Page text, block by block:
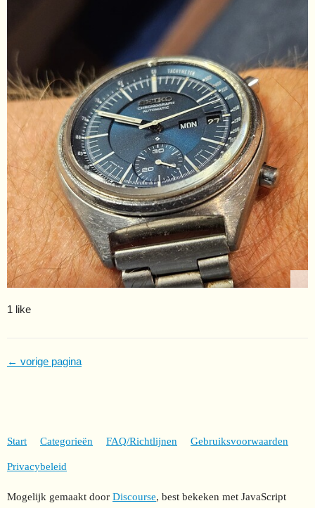
1 like
← vorige pagina
Start Categorieën FAQ/Richtlijnen Gebruiksvoorwaarden
Privacybeleid
Mogelijk gemaakt door Discourse, best bekeken met JavaScript